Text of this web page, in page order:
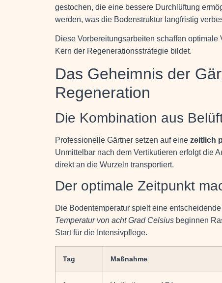
gestochen, die eine bessere Durchlüftung
werden, was die Bodenstruktur langfristig
Diese Vorbereitungsarbeiten schaffen
Kern der Regenerationsstrategie bildet.
Das Geheimnis der
Regeneration
Die Kombination aus
Professionelle Gärtner setzen auf eine zeitlich
Unmittelbar nach dem Vertikutieren erfolgt die
direkt an die Wurzeln transportiert.
Der optimale Zeitpunkt
Die Bodentemperatur spielt eine
Temperatur von acht Grad Celsius beginnen
Start für die Intensivpflege.
Tag Maßnahme